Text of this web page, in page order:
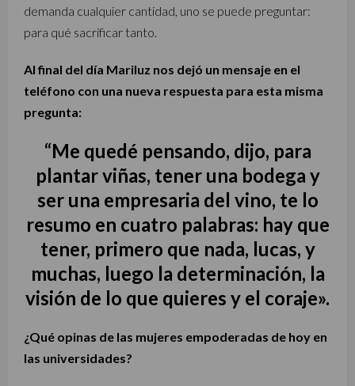
demanda cualquier cantidad, uno se puede preguntar:
para qué sacrificar tanto.
Al final del día Mariluz nos dejó un mensaje en el
teléfono con una nueva respuesta para esta misma
pregunta:
“Me quedé pensando, dijo, para
plantar viñas, tener una bodega y
ser una empresaria del vino, te lo
resumo en cuatro palabras: hay que
tener, primero que nada, lucas, y
muchas, luego la determinación, la
visión de lo que quieres y el coraje».
¿Qué opinas de las mujeres empoderadas de hoy en
las universidades?